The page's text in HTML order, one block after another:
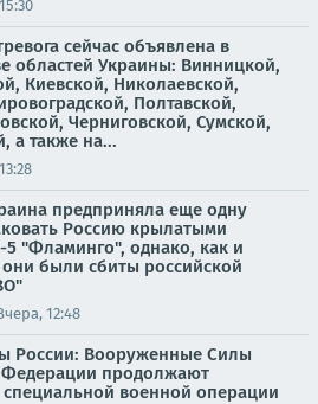
сейчас объявлена в
областей Украины: Винницкой,
Киевской, Николаевской,
Полтавской,
Черниговской, Сумской,
а также на...
предприняла еще одну
Россию крылатыми
5 "Фламинго", однако, как и
были сбиты российской
12:48
России: Вооруженные Силы
Федерации продолжают
военной операции